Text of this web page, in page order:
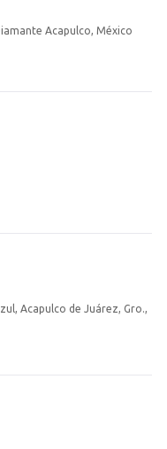
Acapulco, México
Acapulco de Juárez, Gro.,